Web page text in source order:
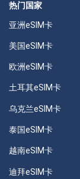
热门国家
亚洲eSIM卡
美国eSIM卡
欧洲eSIM卡
土耳其eSIM卡
乌克兰eSIM卡
泰国eSIM卡
越南eSIM卡
迪拜eSIM卡